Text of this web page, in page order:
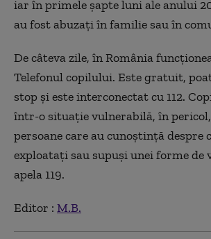
iar în primele şapte luni ale anului
au fost abuzaţi în familie sau în
De câteva zile, în România
Telefonul copilului. Este gratuit,
stop și este interconectat cu 112.
într-o situaţie vulnerabilă, în
persoane care au cunoştinţă despre
exploatați sau supuși unei forme de
apela 119.
Editor : M.B.